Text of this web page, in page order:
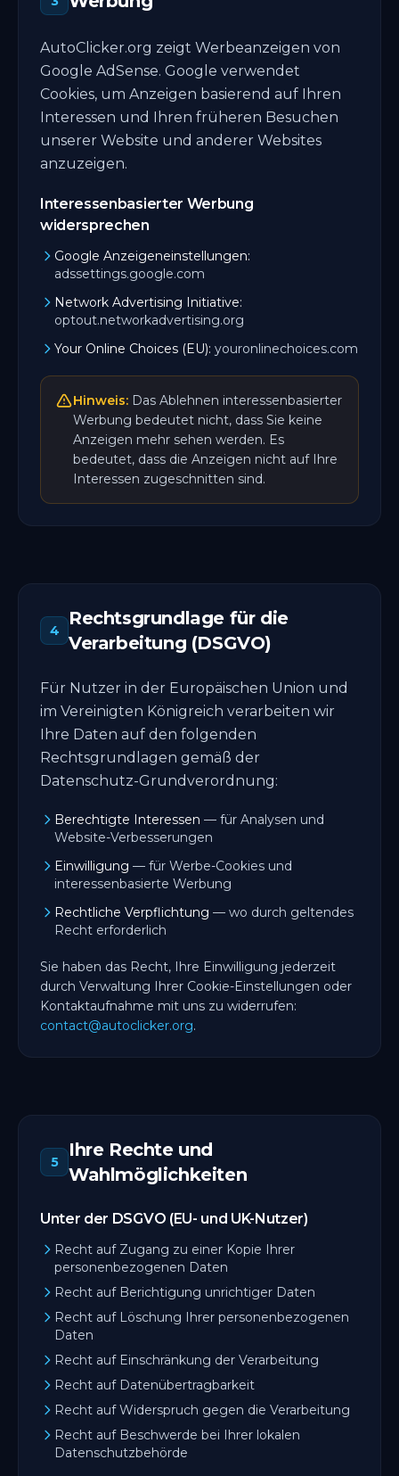
AutoClicker.org zeigt Werbeanzeigen von
Google AdSense. Google verwendet
Cookies, um Anzeigen basierend auf Ihren
Interessen und Ihren früheren Besuchen
unserer Website und anderer Websites
anzuzeigen.
Interessenbasierter Werbung
widersprechen
Google Anzeigeneinstellungen:
adssettings.google.com
Network Advertising Initiative:
optout.networkadvertising.org
Your Online Choices (EU): youronlinechoices.com
Hinweis: Das Ablehnen interessenbasierter
Werbung bedeutet nicht, dass Sie keine
Anzeigen mehr sehen werden. Es
bedeutet, dass die Anzeigen nicht auf Ihre
Interessen zugeschnitten sind.
4
Rechtsgrundlage für die
Verarbeitung (DSGVO)
Für Nutzer in der Europäischen Union und
im Vereinigten Königreich verarbeiten wir
Ihre Daten auf den folgenden
Rechtsgrundlagen gemäß der
Datenschutz-Grundverordnung:
Berechtigte Interessen — für Analysen und
Website-Verbesserungen
Einwilligung — für Werbe-Cookies und
interessenbasierte Werbung
Rechtliche Verpflichtung — wo durch geltendes
Recht erforderlich
Sie haben das Recht, Ihre Einwilligung jederzeit
durch Verwaltung Ihrer Cookie-Einstellungen oder
Kontaktaufnahme mit uns zu widerrufen:
contact@autoclicker.org.
5
Ihre Rechte und
Wahlmöglichkeiten
Unter der DSGVO (EU- und UK-Nutzer)
Recht auf Zugang zu einer Kopie Ihrer
personenbezogenen Daten
Recht auf Berichtigung unrichtiger Daten
Recht auf Löschung Ihrer personenbezogenen
Daten
Recht auf Einschränkung der Verarbeitung
Recht auf Datenübertragbarkeit
Recht auf Widerspruch gegen die Verarbeitung
Recht auf Beschwerde bei Ihrer lokalen
Datenschutzbehörde